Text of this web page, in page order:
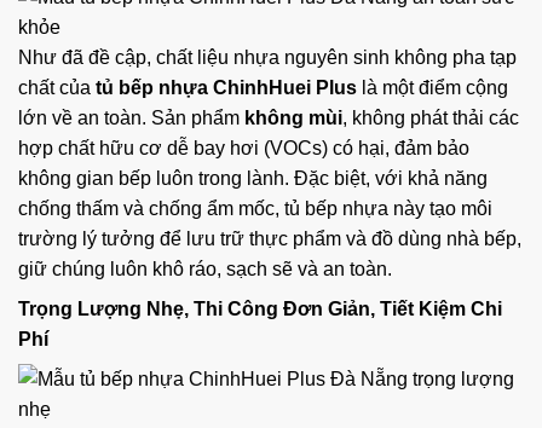
Như đã đề cập, chất liệu nhựa nguyên sinh không pha tạp
chất của tủ bếp nhựa ChinhHuei Plus là một điểm cộng
lớn về an toàn. Sản phẩm không mùi, không phát thải các
hợp chất hữu cơ dễ bay hơi (VOCs) có hại, đảm bảo
không gian bếp luôn trong lành. Đặc biệt, với khả năng
chống thấm và chống ẩm mốc, tủ bếp nhựa này tạo môi
trường lý tưởng để lưu trữ thực phẩm và đồ dùng nhà bếp,
giữ chúng luôn khô ráo, sạch sẽ và an toàn.
Trọng Lượng Nhẹ, Thi Công Đơn Giản, Tiết Kiệm Chi
Phí